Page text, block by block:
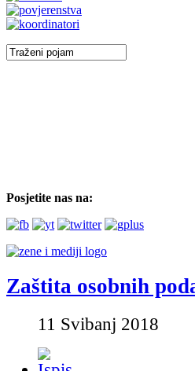
Posjetite nas na:
Zaštita osobnih
11 Svibanj 2018